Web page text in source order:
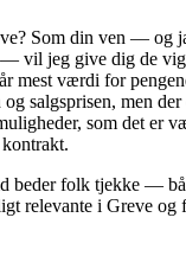
Som din ven — og
vil jeg give dig de
mest værdi for
salgsprisen, men der
som det er
beder folk tjekke —
relevante i Greve og